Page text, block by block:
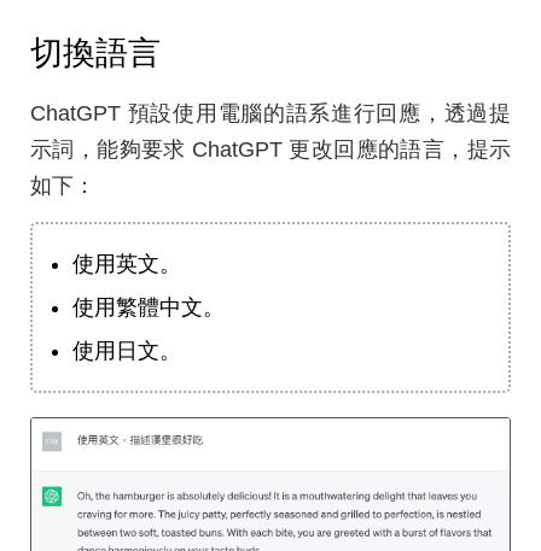
切換語言
ChatGPT 預設使用電腦的語系進行回應，透過提
示詞，能夠要求 ChatGPT 更改回應的語言，提示
如下：
使用英文。
使用繁體中文。
使用日文。